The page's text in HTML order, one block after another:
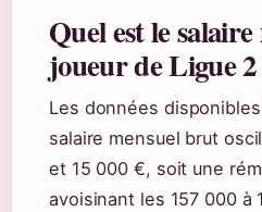
Quel est le
joueur de Ligue
Les données
salaire mensuel brut
et 15 000 €, soit une
avoisinant les 157 000 à